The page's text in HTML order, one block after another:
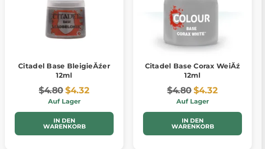
Citadel Base BleigieĂźer
12ml
$4.80$4.32
Auf Lager
IN DEN
WARENKORB
Citadel Base Corax WeiĂź
12ml
$4.80$4.32
Auf Lager
IN DEN
WARENKORB